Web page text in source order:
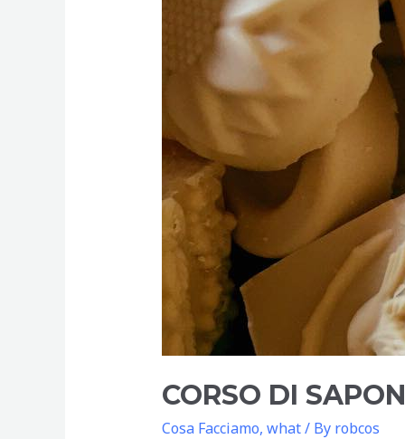
CORSO DI
Cosa Facciamo, what/ By robcos